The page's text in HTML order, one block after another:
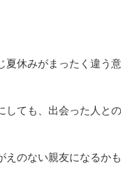
休みがまったく違う意
ても、出会った人と
のない親友になるかも